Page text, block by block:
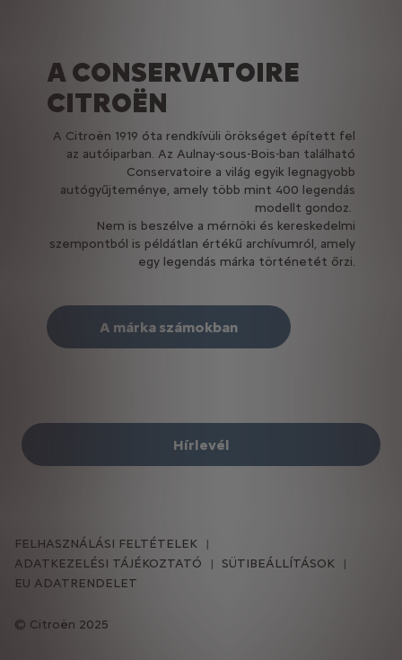
A CONSERVATOIRE
CITROËN
A Citroën 1919 óta rendkívüli örökséget épített fel
az autóiparban. Az Aulnay-sous-Bois-ban található
Conservatoire a világ egyik legnagyobb
autógyűjteménye, amely több mint 400 legendás
modellt gondoz.
Nem is beszélve a mérnöki és kereskedelmi
szempontból is példátlan értékű archívumról, amely
egy legendás márka történetét őrzi.
A márka számokban
Hírlevél
Citroën 2025
FELHASZNÁLÁSI FELTÉTELEK
ADATKEZELÉSI TÁJÉKOZTATÓ
SÜTIBEÁLLÍTÁSOK
EU ADATRENDELET